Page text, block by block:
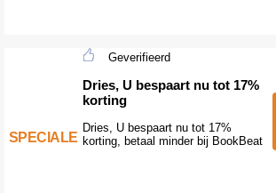
SPECIALE
Geverifieerd
Dries, U bespaart nu tot 17%
korting
Dries, U bespaart nu tot 17%
korting, betaal minder bij BookBeat